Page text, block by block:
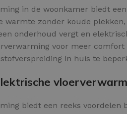
in de woonkamer biedt
warmte zonder koude
onderhoud vergt en
voor meer
in huis te
biedt een reeks